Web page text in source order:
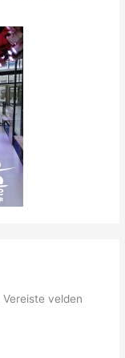
Vereiste velden